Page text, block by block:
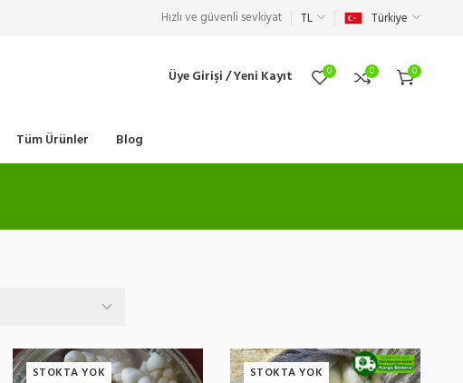
Hızlı ve güvenli sevkiyat TL Türkiye
Üye Girişi / Yeni Kayıt 0 0 0
Tüm Ürünler Blog
STOKTA YOK STOKTA YOK